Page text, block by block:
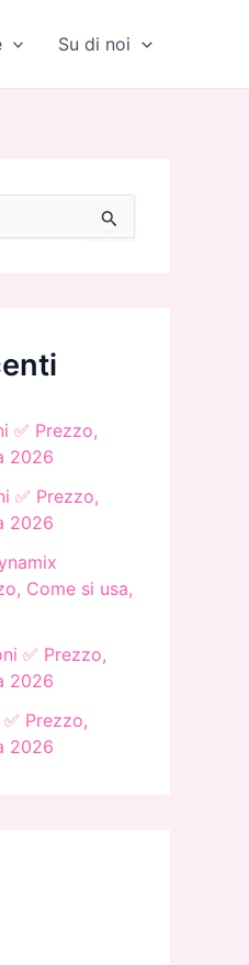
Su di noi
✅ Prezzo,
2026
✅ Prezzo,
2026
Come si usa,
✅ Prezzo,
2026
Prezzo,
2026